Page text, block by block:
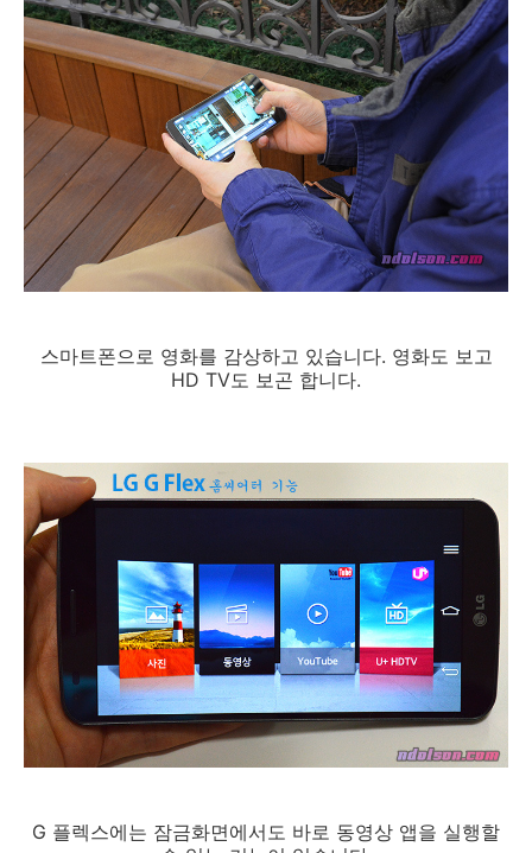
스마트폰으로 영화를 감상하고 있습니다. 영화도 보고
HD TV도 보곤 합니다.
G 플렉스에는 잠금화면에서도 바로 동영상 앱을 실행할